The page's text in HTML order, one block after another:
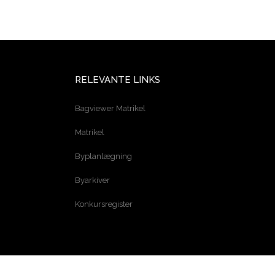
RELEVANTE LINKS
Bagviewer Matrikel
Matrikel
Byplanlægning
Byarkiver
Konkursregister